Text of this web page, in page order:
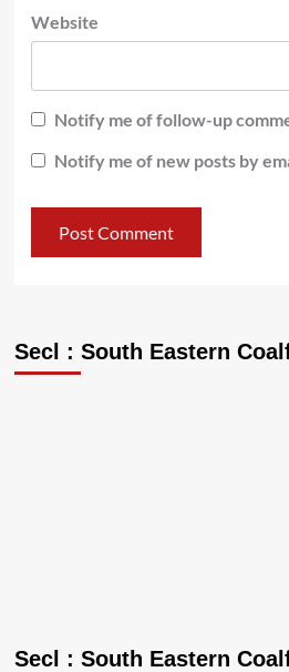
Website
Notify me of follow-up
Notify me of new posts by
Secl : South Eastern
Secl : South Eastern